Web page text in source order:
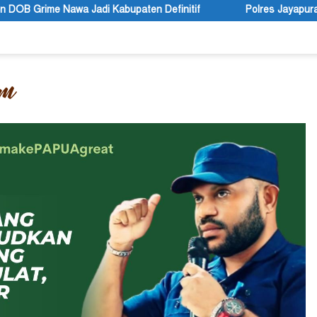
Definitif Polres Jayapura Lakukan Penyelidikan